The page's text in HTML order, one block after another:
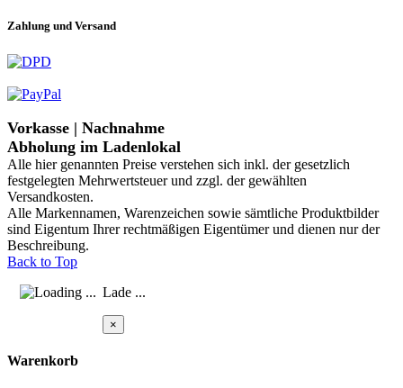
Zahlung und Versand
Vorkasse | Nachnahme
Abholung im Ladenlokal
Alle hier genannten Preise verstehen sich inkl. der gesetzlich
festgelegten Mehrwertsteuer und zzgl. der gewählten
Versandkosten.
Alle Markennamen, Warenzeichen sowie sämtliche Produktbilder
sind Eigentum Ihrer rechtmäßigen Eigentümer und dienen nur der
Beschreibung.
Back to Top
Lade ...
×
Warenkorb